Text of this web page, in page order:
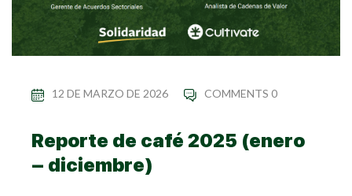
12 DE MARZO DE 2026 COMMENTS 0
Reporte de café 2025 (enero
– diciembre)